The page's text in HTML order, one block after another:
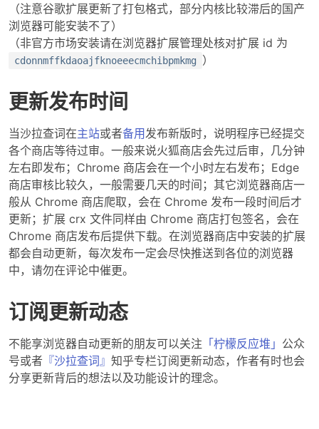
（注意谷歌扩展更新了打包格式，部分内核比较滞后的国产
浏览器可能安装不了）
（非官方市场安装请在浏览器扩展管理处核对扩展 id 为
cdonnmffkdaoajfknoeeecmchibpmkmg ）
更新发布时间
当沙拉查词在主站或者备用发布新版时，说明程序已经提交
各个商店等待过审。一般来说火狐商店会先过后审，几分钟
左右即发布；Chrome 商店会在一个小时左右发布；Edge
商店审核比较久，一般需要几天的时间；其它浏览器商店一
般从 Chrome 商店爬取，会在 Chrome 发布一段时间后才
更新；扩展 crx 文件同样由 Chrome 商店打包签名，会在
Chrome 商店发布后提供下载。在浏览器商店中安装的扩展
都会自动更新，每次发布一定会尽快推送到各位的浏览器
中，请勿在评论中催更。
订阅更新动态
不能享浏览器自动更新的朋友可以关注 「柠檬反应堆」 公众
号或者 『沙拉查词』 知乎专栏订阅更新动态，作者有时也会
分享更新背后的想法以及功能设计的理念。